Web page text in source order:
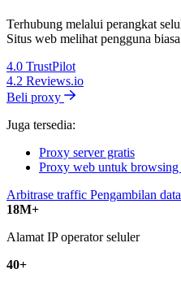
Terhubung melalui perangkat
Situs web melihat pengguna
4.0 TrustPilot
4.2 Reviews.io
Beli proxy
Juga tersedia:
Proxy server gratis
Proxy web untuk
Arbitrase traffic Pengambilan data
18M+
Alamat IP operator seluler
40+